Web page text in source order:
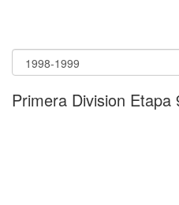
Primera Division